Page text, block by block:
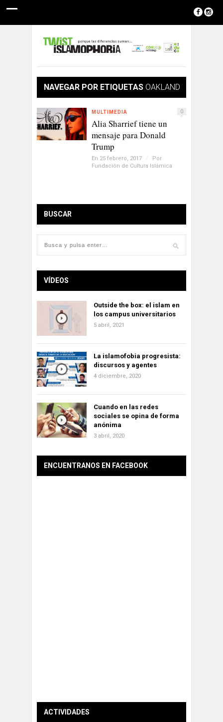
NAVEGAR POR ETIQUETAS OAKLAND
MULTIMEDIA 0
Alia Sharrief tiene un
mensaje para Donald
Trump
En 25 febrero, 2017 /
Por
Fundación de Cultura Islámica
BUSCAR
VÍDEOS
Outside the box: el islam en
los campus universitarios
5 abril, 2021
La islamofobia progresista:
discursos y agentes
4 diciembre, 2020
Cuando en las redes
sociales se opina de forma
anónima
3 abril, 2020
ENCUENTRANOS EN FACEBOOK
ACTIVIDADES